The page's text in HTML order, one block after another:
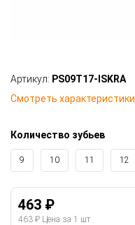
Артикул: PS09T17-ISKRA
Смотреть характеристики
Количество зубьев
9 10 11 12
463 ₽
463 ₽ Цена за 1 шт